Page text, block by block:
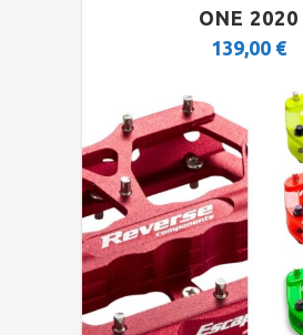
ONE 2020
139,00 €